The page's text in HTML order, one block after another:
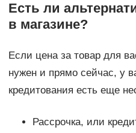
Есть ли
в магазине?
Если цена за товар для
нужен и прямо сейчас, у
кредитования есть еще
Рассрочка, или